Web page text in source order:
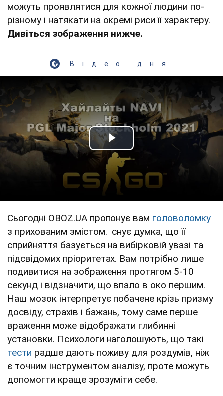
можуть проявлятися для кожної людини по-
різному і натякати на окремі риси її характеру.
Дивіться зображення нижче.
Відео дня
Play Video
Сьогодні OBOZ.UA пропонує вам головоломку
з прихованим змістом. Існує думка, що її
сприйняття базується на вибірковій увазі та
підсвідомих пріоритетах. Вам потрібно лише
подивитися на зображення протягом 5-10
секунд і відзначити, що впало в око першим.
Наш мозок інтерпретує побачене крізь призму
досвіду, страхів і бажань, тому саме перше
враження може відображати глибинні
установки. Психологи наголошують, що такі
тести радше дають поживу для роздумів, ніж
є точним інструментом аналізу, проте можуть
допомогти краще зрозуміти себе.